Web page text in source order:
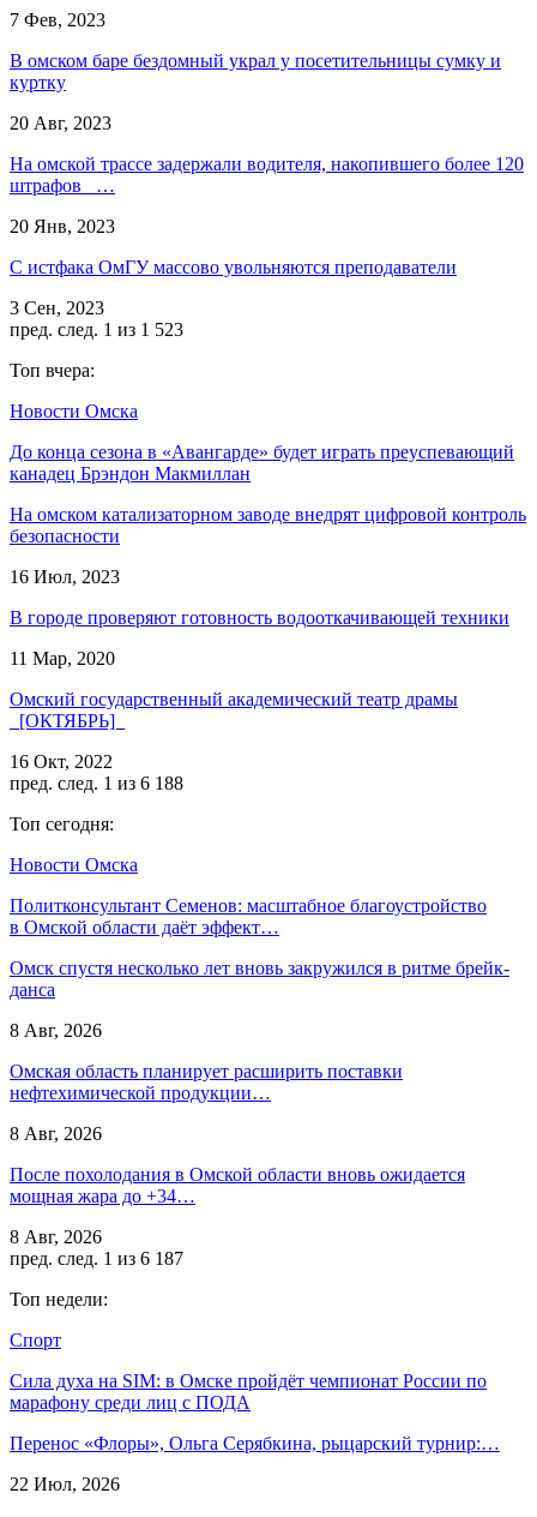
7 Фев, 2023
В омском баре бездомный украл у посетительницы сумку и
куртку
20 Авг, 2023
На омской трассе задержали водителя, накопившего более 120
штрафов …
20 Янв, 2023
С истфака ОмГУ массово увольняются преподаватели
3 Сен, 2023
пред. след. 1 из 1 523
Топ вчера:
Новости Омска
До конца сезона в «Авангарде» будет играть преуспевающий
канадец Брэндон Макмиллан
На омском катализаторном заводе внедрят цифровой контроль
безопасности
16 Июл, 2023
В городе проверяют готовность водооткачивающей техники
11 Мар, 2020
Омский государственный академический театр драмы
[ОКТЯБРЬ]
16 Окт, 2022
пред. след. 1 из 6 188
Топ сегодня:
Новости Омска
Политконсультант Семенов: масштабное благоустройство
в Омской области даёт эффект…
Омск спустя несколько лет вновь закружился в ритме брейк-
данса
8 Авг, 2026
Омская область планирует расширить поставки
нефтехимической продукции…
8 Авг, 2026
После похолодания в Омской области вновь ожидается
мощная жара до +34…
8 Авг, 2026
пред. след. 1 из 6 187
Топ недели:
Спорт
Сила духа на SIM: в Омске пройдёт чемпионат России по
марафону среди лиц с ПОДА
Перенос «Флоры», Ольга Серябкина, рыцарский турнир:…
22 Июл, 2026